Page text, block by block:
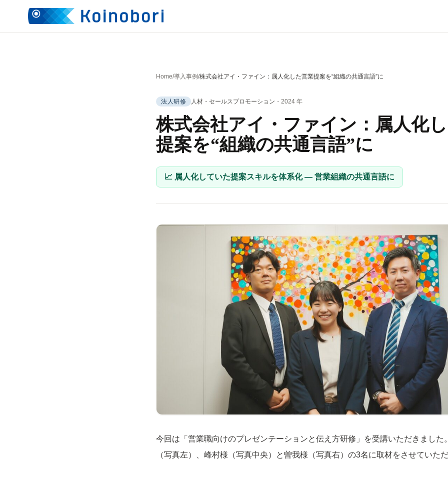
Home/導入事例/株式会社アイ・ファイン：属人化した営業提案を“組織の共通言語”に
法人研修 人材・セールスプロモーション ・2024 年
株式会社アイ・ファイン：属人化
提案を“組織の共通言語”に
📈 属人化していた提案スキルを体系化 — 営業組織の共通言語に
今回は「営業職向けのプレゼンテーションと伝え方研修」を受講いただきました
（写真左）、峰村様（写真中央）と曽我様（写真右）の3名に取材をさせていた